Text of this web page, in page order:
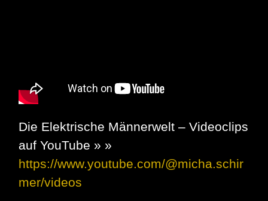
Die Elektrische Männerwelt – Videoclips
auf YouTube » »
https://www.youtube.com/@micha.schir
mer/videos